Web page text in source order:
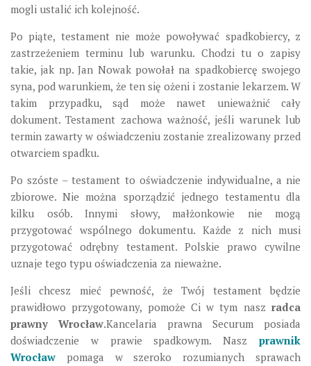
mogli ustalić ich kolejność.
Po piąte, testament nie może powoływać spadkobiercy, z
zastrzeżeniem terminu lub warunku. Chodzi tu o zapisy
takie, jak np. Jan Nowak powołał na spadkobiercę swojego
syna, pod warunkiem, że ten się ożeni i zostanie lekarzem. W
takim przypadku, sąd może nawet unieważnić cały
dokument. Testament zachowa ważność, jeśli warunek lub
termin zawarty w oświadczeniu zostanie zrealizowany przed
otwarciem spadku.
Po szóste – testament to oświadczenie indywidualne, a nie
zbiorowe. Nie można sporządzić jednego testamentu dla
kilku osób. Innymi słowy, małżonkowie nie mogą
przygotować wspólnego dokumentu. Każde z nich musi
przygotować odrębny testament. Polskie prawo cywilne
uznaje tego typu oświadczenia za nieważne.
Jeśli chcesz mieć pewność, że Twój testament będzie
prawidłowo przygotowany, pomoże Ci w tym nasz radca
prawny Wrocław.Kancelaria prawna Securum posiada
doświadczenie w prawie spadkowym. Nasz prawnik
Wrocław pomaga w szeroko rozumianych sprawach